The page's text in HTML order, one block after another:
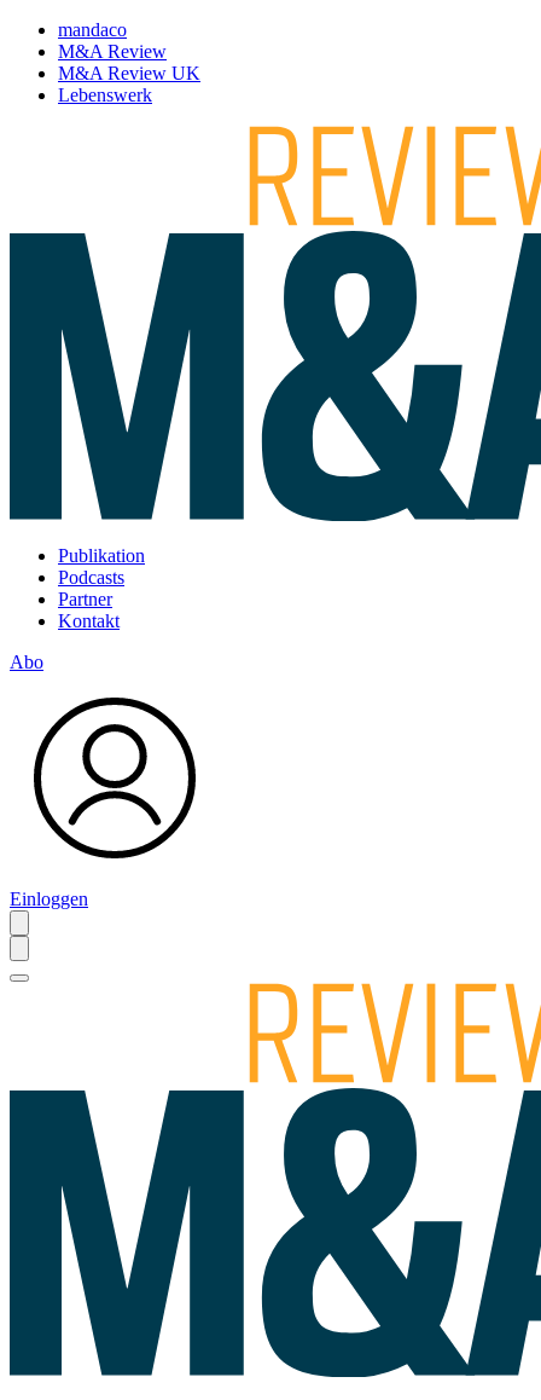
mandaco
M&A Review
M&A Review UK
Lebenswerk
Publikation
Podcasts
Partner
Kontakt
Abo
Einloggen